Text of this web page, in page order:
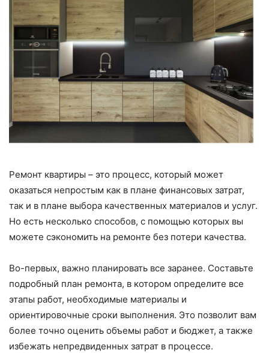
Ремонт квартиры – это процесс, который может
оказаться непростым как в плане финансовых затрат,
так и в плане выбора качественных материалов и услуг.
Но есть несколько способов, с помощью которых вы
можете сэкономить на ремонте без потери качества.
Во-первых, важно планировать все заранее. Составьте
подробный план ремонта, в котором определите все
этапы работ, необходимые материалы и
ориентировочные сроки выполнения. Это позволит вам
более точно оценить объемы работ и бюджет, а также
избежать непредвиденных затрат в процессе.